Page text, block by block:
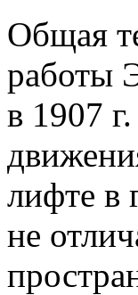
Общая
работы
в 1907
лифте в
не